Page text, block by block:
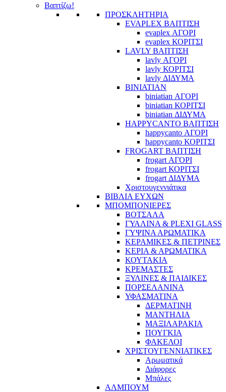
Βαπτίζω!
ΠΡΟΣΚΛΗΤΗΡΙΑ
EVAPLEX ΒΑΠΤΙΣΗ
evaplex ΑΓΟΡΙ
evaplex ΚΟΡΙΤΣΙ
LAVLY ΒΑΠΤΙΣΗ
lavly ΑΓΟΡΙ
lavly ΚΟΡΙΤΣΙ
lavly ΔΙΔΥΜΑ
BINIATIAN
biniatian ΑΓΟΡΙ
biniatian ΚΟΡΙΤΣΙ
biniatian ΔΙΔΥΜΑ
HAPPYCANTO ΒΑΠΤΙΣΗ
happycanto ΑΓΟΡΙ
happycanto ΚΟΡΙΤΣΙ
FROGART ΒΑΠΤΙΣΗ
frogart ΑΓΟΡΙ
frogart ΚΟΡΙΤΣΙ
frogart ΔΙΔΥΜΑ
Χριστουγεννιάτικα
ΒΙΒΛΙΑ ΕΥΧΩΝ
ΜΠΟΜΠΟΝΙΕΡΕΣ
ΒΟΤΣΑΛΑ
ΓΥΑΛΙΝΑ & PLEXI GLASS
ΓΥΨΙΝΑ ΑΡΩΜΑΤΙΚΑ
ΚΕΡΑΜΙΚΕΣ & ΠΕΤΡΙΝΕΣ
ΚΕΡΙΑ & ΑΡΩΜΑΤΙΚΑ
ΚΟΥΤΑΚΙΑ
ΚΡΕΜΑΣΤΕΣ
ΞΥΛΙΝΕΣ & ΠΑΙΔΙΚΕΣ
ΠΟΡΣΕΛΑΝΙΝΑ
ΥΦΑΣΜΑΤΙΝA
ΔΕΡΜΑΤΙΝΗ
ΜΑΝΤΗΛΙΑ
ΜΑΞΙΛΑΡΑΚΙΑ
ΠΟΥΓΚΙΑ
ΦΑΚΕΛΟΙ
ΧΡΙΣΤΟΥΓΕΝΝΙΑΤΙΚΕΣ
Αρωματικά
Διάφορες
Μπάλες
ΑΛΜΠΟΥΜ